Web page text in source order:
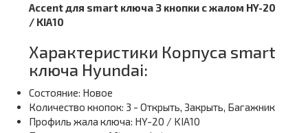
Accent для smart ключа 3 кнопки с жалом HY-20
/ KIA10
Характеристики Корпуса smart
ключа Hyundai:
Состояние: Новое
Количество кнопок: 3 - Открыть, Закрыть, Багажник
Профиль жала ключа: HY-20 / KIA10